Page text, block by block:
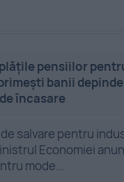
pensiilor
banii
încasare
salvare pentru
Economiei
mode...